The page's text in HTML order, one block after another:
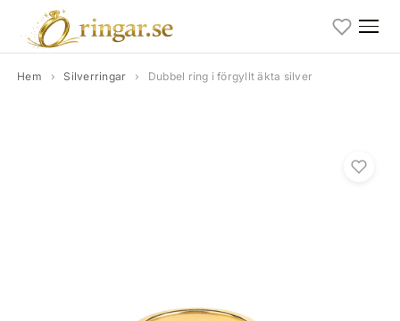
Hem › Silverringar › Dubbel ring i förgyllt äkta silver